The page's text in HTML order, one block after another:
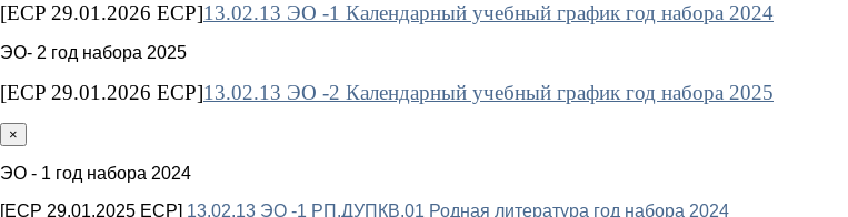
[ECP 29.01.2026 ECP]13.02.13 ЭО -1 Календарный учебный график год набора 2024
ЭО- 2 год набора 2025
[ECP 29.01.2026 ECP]13.02.13 ЭО -2 Календарный учебный график год набора 2025
×
ЭО - 1 год набора 2024
[ECP 29.01.2025 ECP] 13.02.13 ЭО -1 РП.ДУПКВ.01 Родная литература год набора 2024_